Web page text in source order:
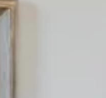
na rynku, musi […]